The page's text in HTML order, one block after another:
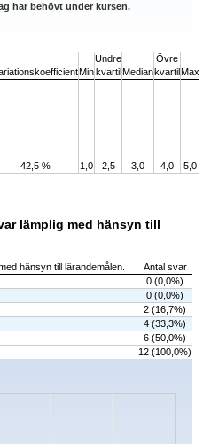
har behövt under kursen.
Min
Undre
kvartilMedian
Övre
kvartilMax
42,5 % 1,0 2,5 3,0 4,0 5,0
lämplig med hänsyn till
hänsyn till lärandemålen.
Antal svar
0 (0,0%)
0 (0,0%)
2 (16,7%)
4 (33,3%)
6 (50,0%)
12 (100,0%)